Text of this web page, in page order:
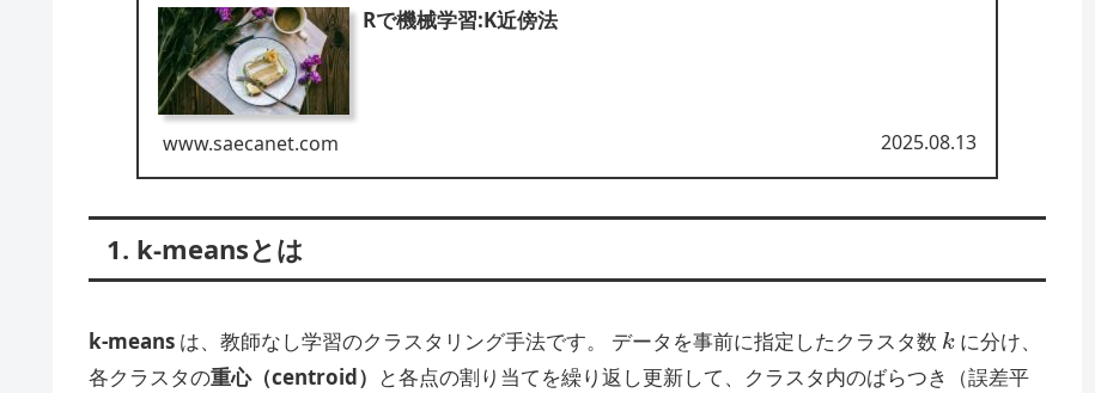
Rで機械学習:K近傍法
www.saecanet.com 2025.08.13
1. k-meansとは
k-means は、教師なし学習のクラスタリング手法です。 データを事前に指定したクラスタ数
k
に分け、
各クラスタの重心（centroid） と各点の割り当てを繰り返し更新して、クラスタ内のばらつき（誤差平